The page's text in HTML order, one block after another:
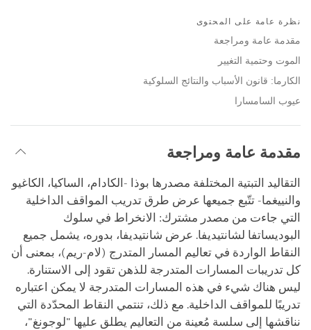
نظرة عامة على المحتوى
مقدمة عامة ومراجعة
الموت وحتمية التغيير
الكارما: قانون الأسباب والنتائج السلوكية
عيوب السامسارا
مقدمة عامة ومراجعة
التقاليد التبتية المختلفة مصدرها بوذا -الكادام، الساكيا، الكاغيو
والنييغما- تتّبع جميعها عرض طرق تدريب المواقف الداخلية
التي جاءت من مصدر مشترك: الانخراط في سلوك
البوديساتفا لشانتيديفا. عرض شانتيديفا، بدوره، يشمل جميع
النقاط الواردة في تعاليم المسار المتدرج (لام-ريم)، بمعنى أن
كل تدريبات المسارات المتدرجة للذهن تقود إلى الاستنارة.
ليس هناك شيء في هذه المسارات المتدرجة لا يمكن اعتباره
تدريبًا للمواقف الداخلية. مع ذلك، تنتمي النقاط المحدّدة التي
نناقشها إلى سلسة مُعينة من التعاليم يطلق عليها "لوجونغ"،